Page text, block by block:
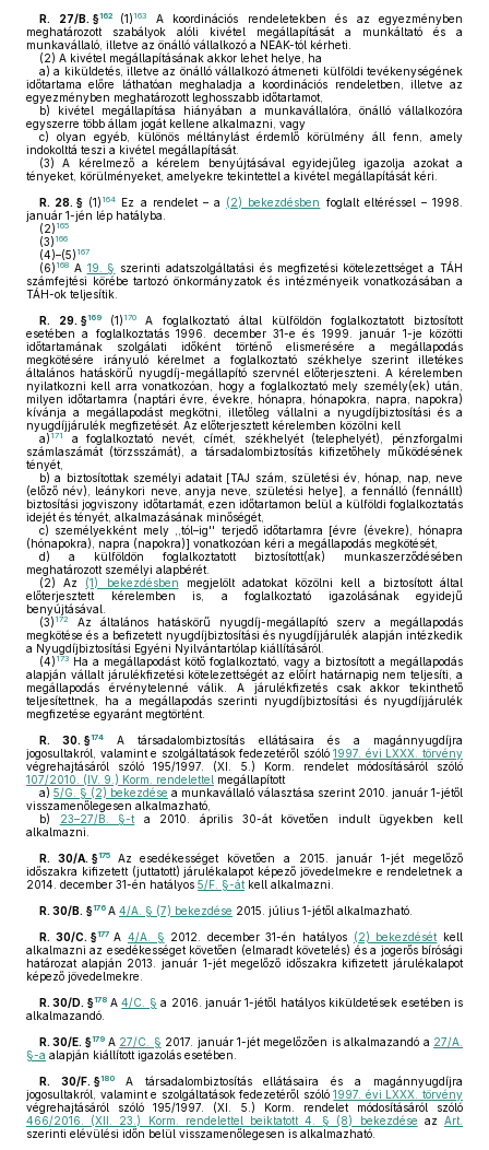
R. 27/B. §162 (1) 163
A koordinációs rendeletekben és az egyezményben
meghatározott szabályok alóli kivétel megállapítását a munkáltató és a
munkavállaló, illetve az önálló vállalkozó a NEAK-tól kérheti.
(2) A kivétel megállapításának akkor lehet helye, ha
a) a kiküldetés, illetve az önálló vállalkozó átmeneti külföldi tevékenységének
időtartama előre láthatóan meghaladja a koordinációs rendeletben, illetve az
egyezményben meghatározott leghosszabb időtartamot,
b) kivétel megállapítása hiányában a munkavállalóra, önálló vállalkozóra
egyszerre több állam jogát kellene alkalmazni, vagy
c) olyan egyéb, különös méltánylást érdemlő körülmény áll fenn, amely
indokolttá teszi a kivétel megállapítását.
(3) A kérelmező a kérelem benyújtásával egyidejűleg igazolja azokat a
tényeket, körülményeket, amelyekre tekintettel a kivétel megállapítását kéri.
R. 28. § (1) 164 Ez a rendelet – a (2) bekezdésben foglalt eltéréssel – 1998.
január 1-jén lép hatályba.
(2) 165
(3) 166
(4)–(5) 167
(6) 168 A 19. § szerinti adatszolgáltatási és megfizetési kötelezettséget a TÁH
számfejtési körébe tartozó önkormányzatok és intézményeik vonatkozásában a
TÁH-ok teljesítik.
R. 29. §169 (1) 170A foglalkoztató által külföldön foglalkoztatott biztosított
esetében a foglalkoztatás 1996. december 31-e és 1999. január 1-je közötti
időtartamának szolgálati időként történő elismerésére a megállapodás
megkötésére irányuló kérelmet a foglalkoztató székhelye szerint illetékes
általános hatáskörű nyugdíj-megállapító szervnél előterjeszteni. A kérelemben
nyilatkozni kell arra vonatkozóan, hogy a foglalkoztató mely személy(ek) után,
milyen időtartamra (naptári évre, évekre, hónapra, hónapokra, napra, napokra)
kívánja a megállapodást megkötni, illetőleg vállalni a nyugdíjbiztosítási és a
nyugdíjjárulék megfizetését. Az előterjesztett kérelemben közölni kell
a) 171
a foglalkoztató nevét, címét, székhelyét (telephelyét), pénzforgalmi
számlaszámát (törzsszámát), a társadalombiztosítás kifizetőhely működésének
tényét,
b) a biztosítottak személyi adatait [TAJ szám, születési év, hónap, nap, neve
(előző név), leánykori neve, anyja neve, születési helye], a fennálló (fennállt)
biztosítási jogviszony időtartamát, ezen időtartamon belül a külföldi foglalkoztatás
idejét és tényét, alkalmazásának minőségét,
c) személyekként mely ,,tól–ig'' terjedő időtartamra [évre (évekre), hónapra
(hónapokra), napra (napokra)] vonatkozóan kéri a megállapodás megkötését,
d) a külföldön foglalkoztatott biztosított(ak) munkaszerződésében
meghatározott személyi alapbérét.
(2) Az (1) bekezdésben megjelölt adatokat közölni kell a biztosított által
előterjesztett kérelemben is, a foglalkoztató igazolásának egyidejű
benyújtásával.
(3) 172
Az általános hatáskörű nyugdíj-megállapító szerv a megállapodás
megkötése és a befizetett nyugdíjbiztosítási és nyugdíjjárulék alapján intézkedik
a Nyugdíjbiztosítási Egyéni Nyilvántartólap kiállításáról.
(4) 173 Ha a megállapodást kötő foglalkoztató, vagy a biztosított a megállapodás
alapján vállalt járulékfizetési kötelezettségét az előírt határnapig nem teljesíti, a
megállapodás érvénytelenné válik. A járulékfizetés csak akkor tekinthető
teljesítettnek, ha a megállapodás szerinti nyugdíjbiztosítási és nyugdíjjárulék
megfizetése egyaránt megtörtént.
R. 30. §174
A társadalombiztosítás ellátásaira és a magánnyugdíjra
jogosultakról, valamint e szolgáltatások fedezetéről szóló1997. évi LXXX. törvény
végrehajtásáról szóló 195/1997. (XI. 5.) Korm. rendelet módosításáról szóló
107/2010. (IV. 9.) Korm. rendelettel megállapított
a) 5/G. § (2) bekezdése a munkavállaló választása szerint 2010. január 1-jétől
visszamenőlegesen alkalmazható,
b)
23–27/B. §-t a 2010. április 30-át követően indult ügyekben kell
alkalmazni.
R. 30/A. §175
Az esedékességet követően a 2015. január 1-jét megelőző
időszakra kifizetett (juttatott) járulékalapot képező jövedelmekre e rendeletnek a
2014. december 31-én hatályos 5/F. §-át kell alkalmazni.
R. 30/B. §176 A 4/A. § (7) bekezdése 2015. július 1-jétől alkalmazható.
R. 30/C. §177 A 4/A. § 2012. december 31-én hatályos (2) bekezdését kell
alkalmazni az esedékességet követően (elmaradt követelés) és a jogerős bírósági
határozat alapján 2013. január 1-jét megelőző időszakra kifizetett járulékalapot
képező jövedelmekre.
R. 30/D. §178 A4/C. § a 2016. január 1-jétől hatályos kiküldetések esetében is
alkalmazandó.
R. 30/E. §179 A 27/C. § 2017. január 1-jét megelőzően is alkalmazandó a 27/A.
§-a alapján kiállított igazolás esetében.
R. 30/F. §180
A társadalombiztosítás ellátásaira és a magánnyugdíjra
jogosultakról, valamint e szolgáltatások fedezetéről szóló1997. évi LXXX. törvény
végrehajtásáról szóló 195/1997. (XI. 5.) Korm. rendelet módosításáról szóló
466/2016. (XII. 23.) Korm. rendelettel beiktatott 4. § (8) bekezdése azArt.
szerinti elévülési időn belül visszamenőlegesen is alkalmazható.